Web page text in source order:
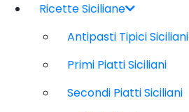
Ricette Siciliane
Antipasti Tipici Siciliani
Primi Piatti Siciliani
Secondi Piatti Siciliani